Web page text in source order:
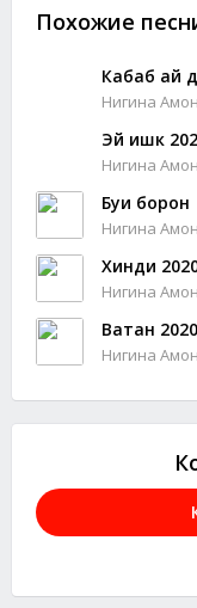
Похожие
Кабаб ай
Нигина
Эй ишк
Нигина
Буи борон
Нигина
Хинди
Нигина
Ватан 2020
Нигина